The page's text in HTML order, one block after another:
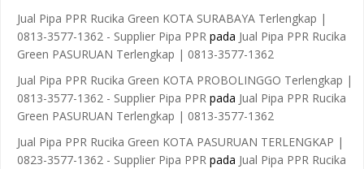
Jual Pipa PPR Rucika Green KOTA SURABAYA Terlengkap |
0813-3577-1362 - Supplier Pipa PPR pada Jual Pipa PPR Rucika
Green PASURUAN Terlengkap | 0813-3577-1362
Jual Pipa PPR Rucika Green KOTA PROBOLINGGO Terlengkap |
0813-3577-1362 - Supplier Pipa PPR pada Jual Pipa PPR Rucika
Green PASURUAN Terlengkap | 0813-3577-1362
Jual Pipa PPR Rucika Green KOTA PASURUAN TERLENGKAP |
0823-3577-1362 - Supplier Pipa PPR pada Jual Pipa PPR Rucika